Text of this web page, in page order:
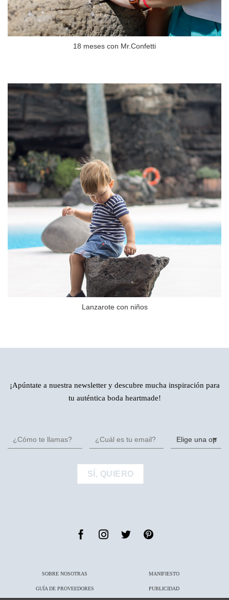
18 meses con Mr.Confetti
Lanzarote con niños
¡Apúntate a nuestra newsletter y descubre mucha inspiración para
tu auténtica boda heartmade!
SOBRE NOSOTRAS MANIFIESTO
GUÍA DE PROVEEDORES PUBLICIDAD